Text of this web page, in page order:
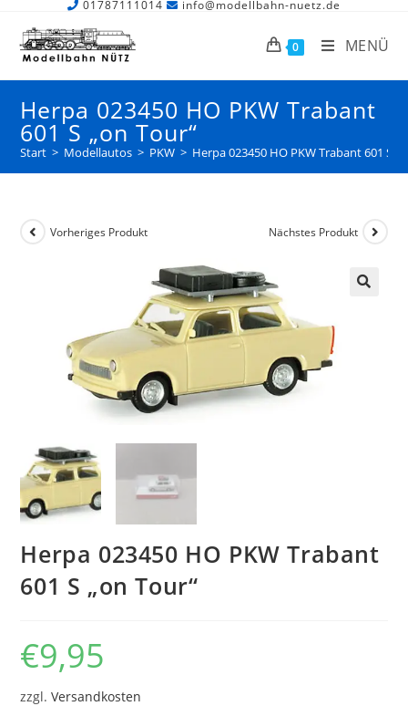
01787111014 info@modellbahn-nuetz.de
0 MENÜ
Herpa 023450 HO PKW Trabant
601 S „on Tour“
Start > Modellautos > PKW > Herpa 023450 HO PKW Trabant 601 S
Vorheriges Produkt Nächstes Produkt
Herpa 023450 HO PKW Trabant
601 S „on Tour“
€9,95
zzgl.Versandkosten